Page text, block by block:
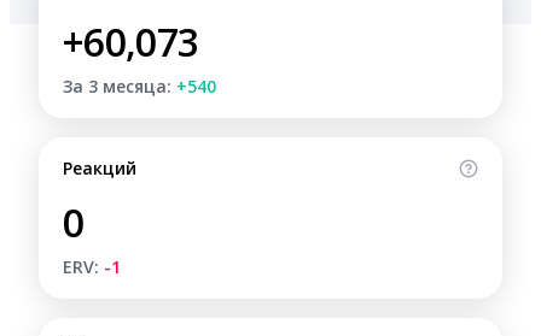
+60,073
За 3 месяца: +540
Реакций
0
ERV: -1